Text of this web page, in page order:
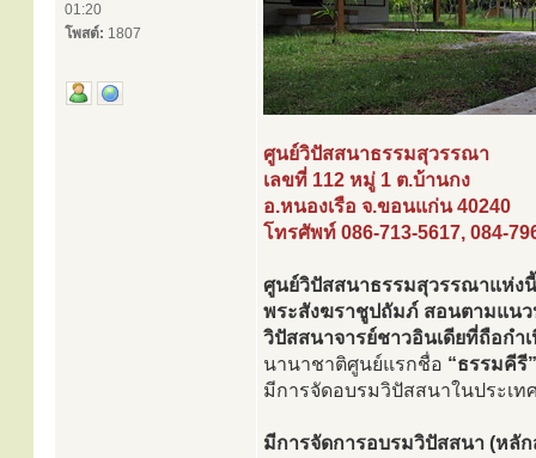
01:20
โพสต์: 1807
ศูนย์วิปัสสนาธรรมสุวรรณา
เลขที่ 112 หมู่ 1 ต.บ้านกง
อ.หนองเรือ จ.ขอนแก่น 40240
โทรศัพท์ 086-713-5617, 084-
ศูนย์วิปัสสนาธรรมสุวรรณาแห่ง
พระสังฆราชูปถัมภ์ สอนตามแนว
วิปัสสนาจารย์ชาวอินเดียที่ถือกำ
นานาชาติศูนย์แรกชื่อ “ธรรมคีรี”
มีการจัดอบรมวิปัสสนาในประเท
มีการจัดการอบรมวิปัสสนา (หลั